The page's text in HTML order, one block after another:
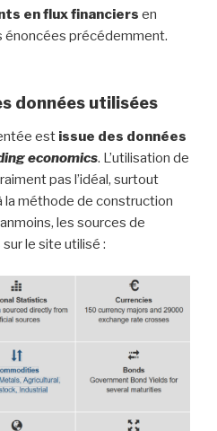
en flux financiers en
précédemment.
données utilisées
est issue des données
economics. L’utilisation de
pas l’idéal, surtout
la méthode de construction
les sources de
le site utilisé :